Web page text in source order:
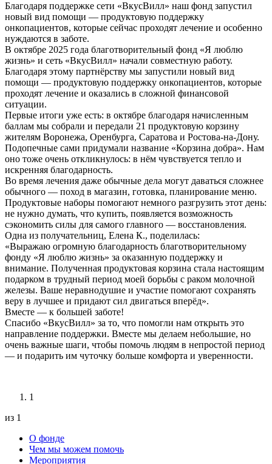
Благодаря поддержке сети «ВкусВилл» наш фонд запустил
новый вид помощи — продуктовую поддержку
онкопациентов, которые сейчас проходят лечение и особенно
нуждаются в заботе.
В октябре 2025 года благотворительный фонд «Я люблю
жизнь» и сеть «ВкусВилл» начали совместную работу.
Благодаря этому партнёрству мы запустили новый вид
помощи — продуктовую поддержку онкопациентов, которые
проходят лечение и оказались в сложной финансовой
ситуации.
Первые итоги уже есть: в октябре благодаря начисленным
баллам мы собрали и передали 21 продуктовую корзину
жителям Воронежа, Оренбурга, Саратова и Ростова‑на‑Дону.
Подопечные сами придумали название «Корзина добра». Нам
оно тоже очень откликнулось: в нём чувствуется тепло и
искренняя благодарность.
Во время лечения даже обычные дела могут даваться сложнее
обычного — поход в магазин, готовка, планирование меню.
Продуктовые наборы помогают немного разгрузить этот день:
не нужно думать, что купить, появляется возможность
сэкономить силы для самого главного — восстановления.
Одна из получательниц, Елена К., поделилась:
«Выражаю огромную благодарность благотворительному
фонду «Я люблю жизнь» за оказанную поддержку и
внимание. Полученная продуктовая корзина стала настоящим
подарком в трудный период моей борьбы с раком молочной
железы. Ваше неравнодушие и участие помогают сохранять
веру в лучшее и придают сил двигаться вперёд».
Вместе — к большей заботе!
Спасибо «ВкусВилл» за то, что помогли нам открыть это
направление поддержки. Вместе мы делаем небольшие, но
очень важные шаги, чтобы помочь людям в непростой период
— и подарить им чуточку больше комфорта и уверенности.
1
из 1
О фонде
Чем мы можем помочь
Мероприятия